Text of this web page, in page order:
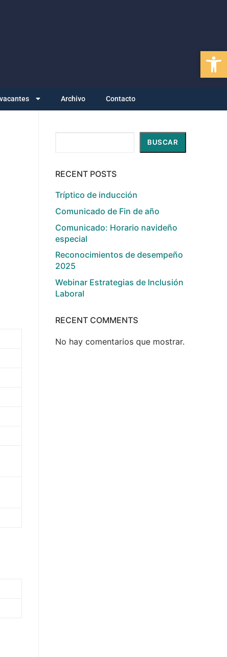
Abrir
Archivo Contacto
BUSCAR
RECENT POSTS
Tríptico de inducción
Comunicado de Fin de año
Comunicado: Horario navideño
especial
Reconocimientos de desempeño
2025
Webinar Estrategias de Inclusión
Laboral
RECENT COMMENTS
No hay comentarios que mostrar.